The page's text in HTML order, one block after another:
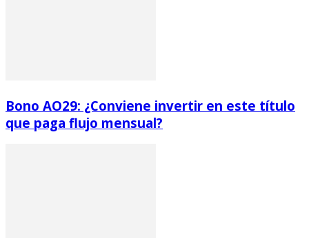
Bono AO29: ¿Conviene invertir en este título
que paga flujo mensual?